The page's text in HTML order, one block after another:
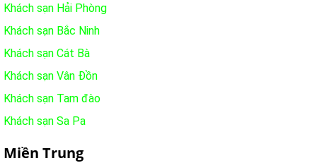
Khách sạn Hải Phòng
Khách sạn Bắc Ninh
Khách sạn Cát Bà
Khách sạn Vân Đồn
Khách sạn Tam đào
Khách sạn Sa Pa
Miền Trung